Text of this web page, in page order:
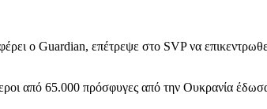
ο Guardian, επέτρεψε στο SVP να
από 65.000 πρόσφυγες από την Ουκρανία